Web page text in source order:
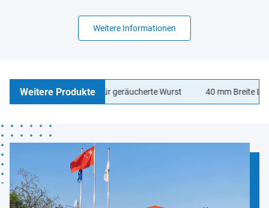
Weitere Informationen
Weitere Produkte
Wurstgehäuse für geräucherte Wurst 40 mm Breite LOGO